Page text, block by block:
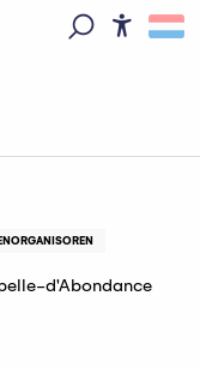
d'Abondance